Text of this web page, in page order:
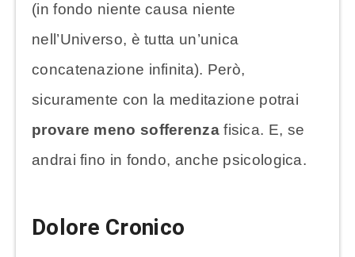
(in fondo niente causa niente
nell’Universo, è tutta un’unica
concatenazione infinita). Però,
sicuramente con la meditazione potrai
provare meno sofferenzafisica. E, se
andrai fino in fondo, anche psicologica.
Dolore Cronico